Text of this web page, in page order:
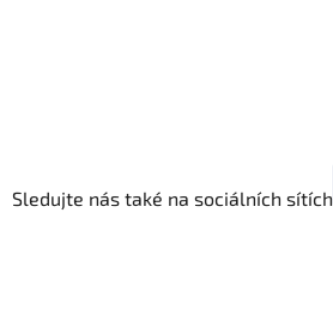
Sledujte nás také na sociálních sítích